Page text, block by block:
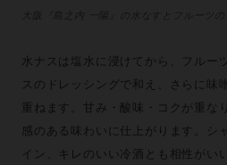
水ナスは塩水に浸けてから、フルー
スのドレッシングで和え、さらに味
重ねます。甘み・酸味・コクが重な
感のある味わいに仕上がります。シ
イン、キレのいい冷酒とも相性がい